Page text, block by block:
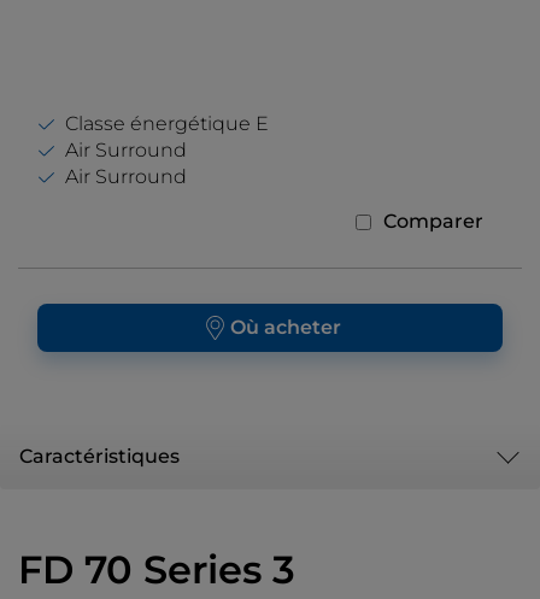
Classe énergétique E
Air Surround
Air Surround
Comparer
Où acheter
Caractéristiques
FD 70 Series 3